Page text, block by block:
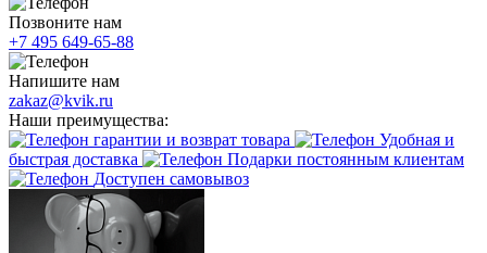
Позвоните нам
+7 495 649-65-88
Напишите нам
zakaz@kvik.ru
Наши преимущества:
гарантии и возврат товара
Удобная и
быстрая доставка
Подарки постоянным клиентам
Доступен самовывоз